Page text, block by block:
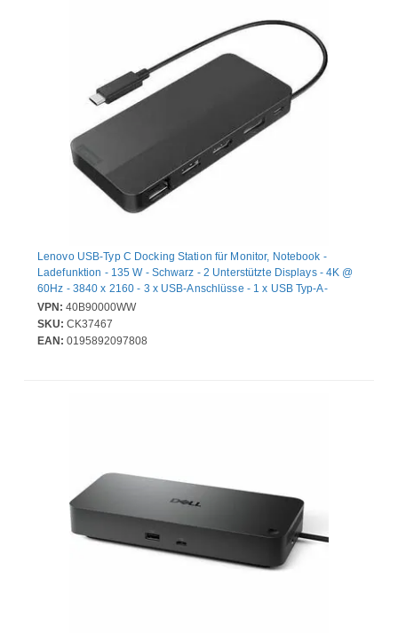
Lenovo USB-Typ C Docking Station für Monitor, Notebook -
Ladefunktion - 135 W - Schwarz - 2 Unterstützte Displays - 4K @
60Hz - 3840 x 2160 - 3 x USB-Anschlüsse - 1 x USB Typ-A-
Anschlüsse - USB Typ-A - 2 x USB Typ-C-Anschlüsse - USB Typ C
- 1 x RJ-45-Anschlüsse - Netzwerk (RJ-45) - 1 x HDMI-
Anschlüsse - HDMI - 1 x DisplayPorts - DisplayPort -
VPN: 40B90000WW
SKU: CK37467
EAN: 0195892097808